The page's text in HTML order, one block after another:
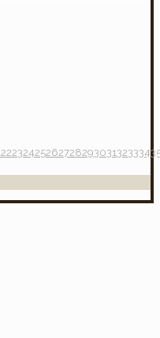
22232425262728293031323334